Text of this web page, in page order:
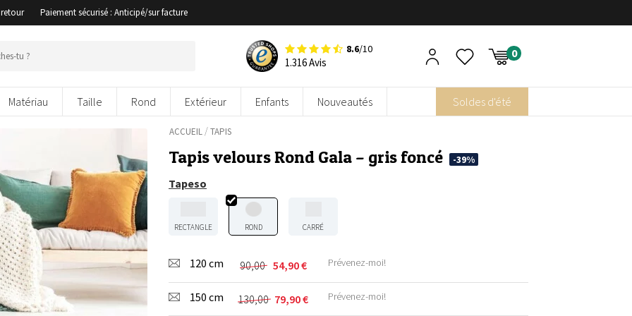
Paiement sécurisé : Anticipé/sur facture
8.6/10
1.316 Avis
Matériau Taille Rond Extérieur Enfants Nouveautés Soldes d'été
ACCUEIL/TAPIS
Tapis velours Rond Gala – gris foncé -39%
Tapeso
RECTANGLE ROND CARRÉ
120 cm 90,00
Le
prix
initial
54,90€
Le
prix
actuel
Prévenez-moi!
150 cm 130,00
Le 79,90€
Le Prévenez-moi!